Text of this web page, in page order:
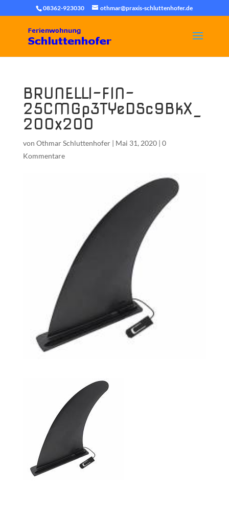
08362-923030 othmar@praxis-schluttenhofer.de
BRUNELLI-FIN-
25CMGp3TYeDSc9BkX_
200x200
von Othmar Schluttenhofer| Mai 31, 2020| 0
Kommentare